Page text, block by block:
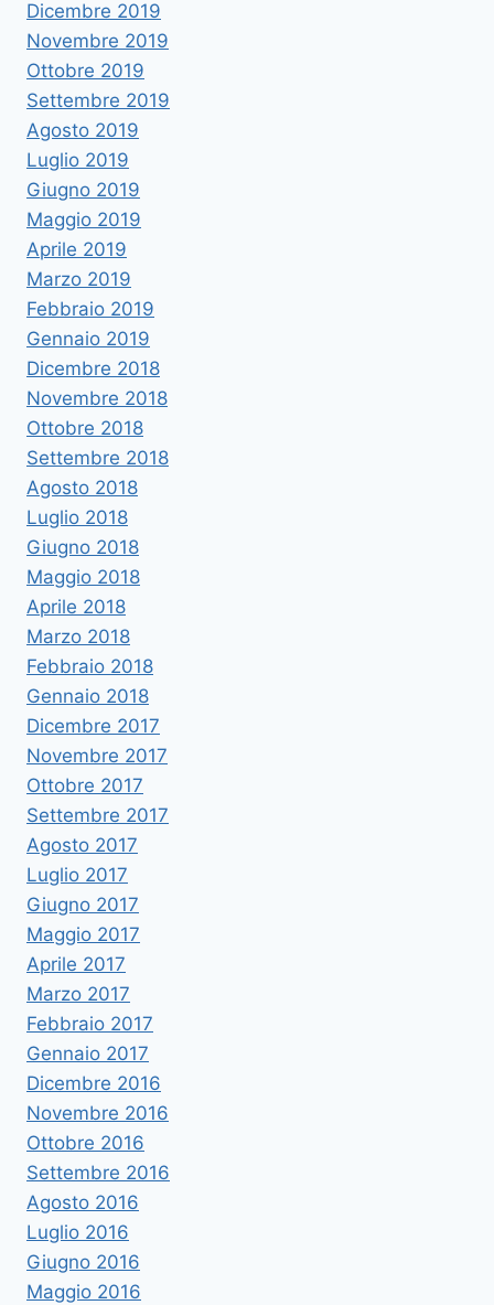
Dicembre 2019
Novembre 2019
Ottobre 2019
Settembre 2019
Agosto 2019
Luglio 2019
Giugno 2019
Maggio 2019
Aprile 2019
Marzo 2019
Febbraio 2019
Gennaio 2019
Dicembre 2018
Novembre 2018
Ottobre 2018
Settembre 2018
Agosto 2018
Luglio 2018
Giugno 2018
Maggio 2018
Aprile 2018
Marzo 2018
Febbraio 2018
Gennaio 2018
Dicembre 2017
Novembre 2017
Ottobre 2017
Settembre 2017
Agosto 2017
Luglio 2017
Giugno 2017
Maggio 2017
Aprile 2017
Marzo 2017
Febbraio 2017
Gennaio 2017
Dicembre 2016
Novembre 2016
Ottobre 2016
Settembre 2016
Agosto 2016
Luglio 2016
Giugno 2016
Maggio 2016